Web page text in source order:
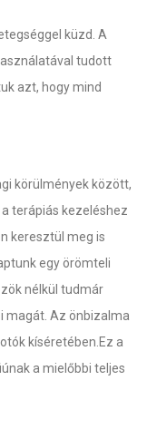
küzd. A
tudott
azt, hogy mind
körülmények között,
terápiás kezeléshez
keresztül meg is
egy örömteli
nélkül tudmár
magát. Az önbizalma
kíséretében.Ez a
a mielőbbi teljes